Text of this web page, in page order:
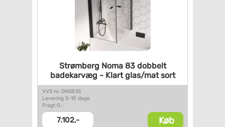
Strømberg Noma 83 dobbelt
badekarvæg - Klart glas/matsort
VVS nr. DNS83S
Levering 5-10 dage
Fragt 0,-
7.102,- Køb